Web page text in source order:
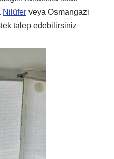
Nilüfer veya Osmangazi
talep edebilirsiniz